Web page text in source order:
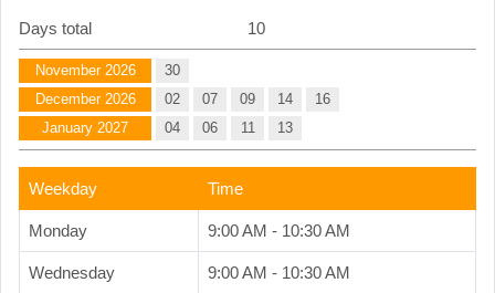
Days total 10
November 2026
30
December 2026
02 07 09 14
16
January 2027
04 06 11 13
Weekday Time
Monday 9:00 AM - 10:30 AM
Wednesday 9:00 AM - 10:30 AM